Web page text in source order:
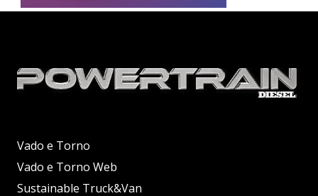
Vado e Torno
Vado e Torno Web
Sustainable Truck&Van